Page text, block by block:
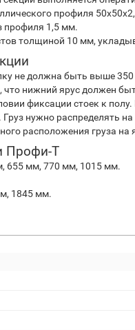
профиля
профиля 1,5 мм.
толщиной 10 мм,
не должна быть выше
что нижний ярус должен
фиксации стоек к
нужно распределять
расположения груза на
Профи-Т
655 мм, 770 мм, 1015 мм.
1845 мм.